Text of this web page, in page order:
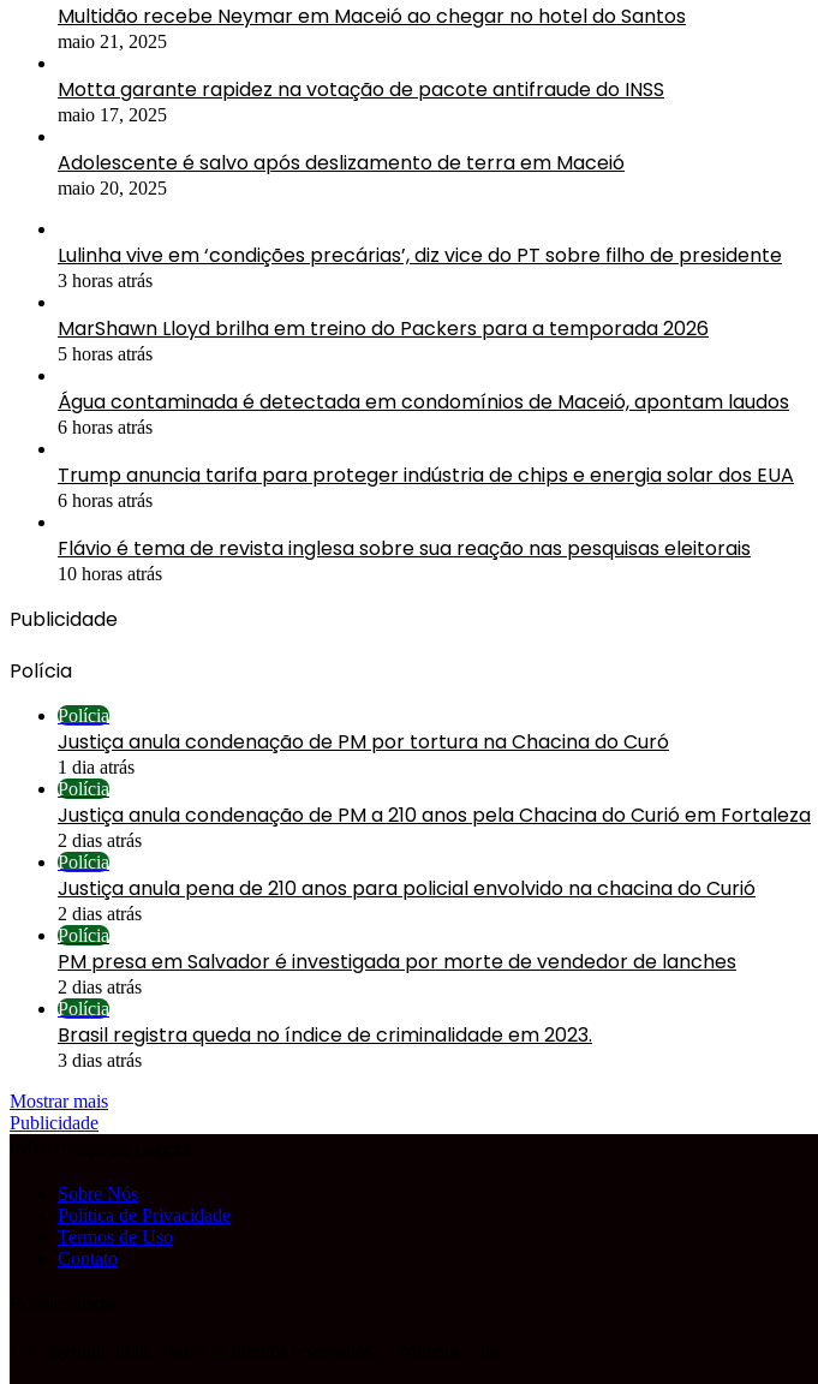
Multidão recebe Neymar em Maceió ao chegar no hotel do Santos
maio 21, 2025
Motta garante rapidez na votação de pacote antifraude do INSS
maio 17, 2025
Adolescente é salvo após deslizamento de terra em Maceió
maio 20, 2025
Lulinha vive em ‘condições precárias’, diz vice do PT sobre filho de presidente
3 horas atrás
MarShawn Lloyd brilha em treino do Packers para a temporada 2026
5 horas atrás
Água contaminada é detectada em condomínios de Maceió, apontam laudos
6 horas atrás
Trump anuncia tarifa para proteger indústria de chips e energia solar dos EUA
6 horas atrás
Flávio é tema de revista inglesa sobre sua reação nas pesquisas eleitorais
10 horas atrás
Publicidade
Polícia
Polícia
Justiça anula condenação de PM por tortura na Chacina do Curó
1 dia atrás
Polícia
Justiça anula condenação de PM a 210 anos pela Chacina do Curió em Fortaleza
2 dias atrás
Polícia
Justiça anula pena de 210 anos para policial envolvido na chacina do Curió
2 dias atrás
Polícia
PM presa em Salvador é investigada por morte de vendedor de lanches
2 dias atrás
Polícia
Brasil registra queda no índice de criminalidade em 2023.
3 dias atrás
Mostrar mais
Publicidade
Sobre Nós
Política de Privacidade
Termos de Uso
Contato